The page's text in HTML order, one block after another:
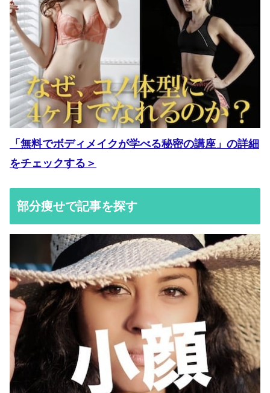
「無料でボディメイクが学べる秘密の講座」の詳細
をチェックする＞
部分痩せで記事を探す